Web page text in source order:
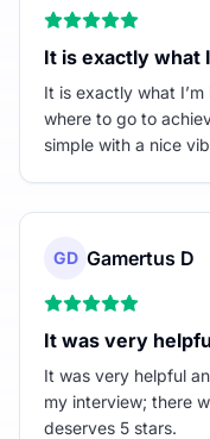
It is exactly what
It is exactly what
where to go to
simple with a nice
GD Gamertus D
It was very
It was very helpful
my interview; there
deserves 5 stars.